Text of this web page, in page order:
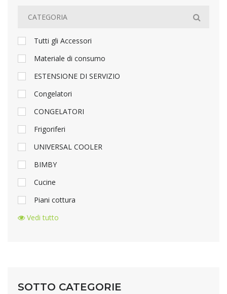
Tutti gli Accessori
Materiale di consumo
ESTENSIONE DI SERVIZIO
Congelatori
CONGELATORI
Frigoriferi
UNIVERSAL COOLER
BIMBY
Cucine
Piani cottura
Vedi tutto
SOTTO CATEGORIE